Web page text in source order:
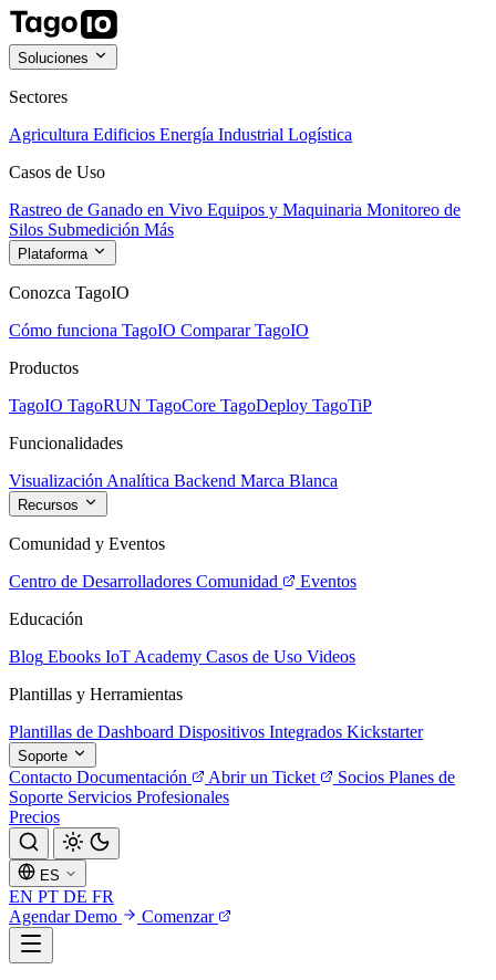
Soluciones
Sectores
Agricultura Edificios Energía Industrial Logística
Casos de Uso
Rastreo de Ganado en Vivo Equipos y Maquinaria Monitoreo de
Silos Submedición Más
Plataforma
Conozca TagoIO
Cómo funciona TagoIO Comparar TagoIO
Productos
TagoIO TagoRUN TagoCore TagoDeploy TagoTiP
Funcionalidades
Visualización Analítica Backend Marca Blanca
Recursos
Comunidad y Eventos
Centro de Desarrolladores Comunidad
Eventos
Educación
Blog Ebooks IoT Academy Casos de Uso Videos
Plantillas y Herramientas
Plantillas de Dashboard Dispositivos Integrados Kickstarter
Soporte
Contacto Documentación Abrir un Ticket Socios Planes de
Soporte Servicios Profesionales
Precios
ES
EN PT DE FR
Agendar Demo
Comenzar